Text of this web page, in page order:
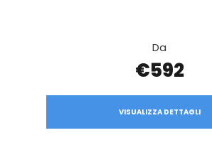
Da
€592
VISUALIZZA DETTAGLI